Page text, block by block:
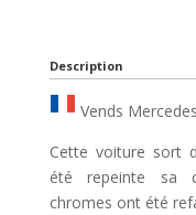
Description
Vends
Cette voiture sort
été repeinte sa
chromes ont été